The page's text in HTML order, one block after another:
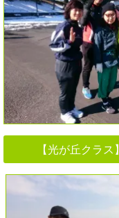
【光が丘クラス】